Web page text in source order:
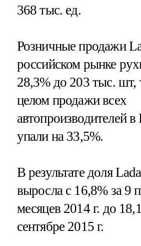
368 тыс. ед.
Розничные продажи
российском рынке
28,3% до 203 тыс. шт,
целом продажи всех
автопроизводителей в
упали на 33,5%.
В результате доля
выросла с 16,8% за 9
месяцев 2014 г. до
сентябре 2015 г.